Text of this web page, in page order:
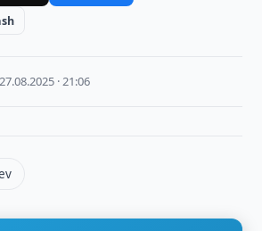
27.08.2025 · 21:06